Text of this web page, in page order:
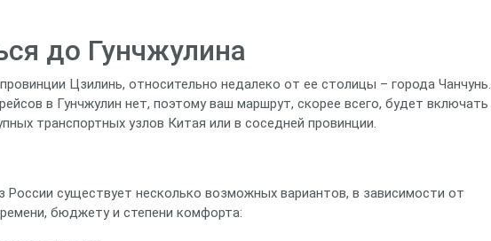
до Гунчжулина
Цзилинь, относительно недалеко от ее столицы – города Чанчунь.
в Гунчжулин нет, поэтому ваш маршрут, скорее всего, будет включать
транспортных узлов Китая или в соседней провинции.
России существует несколько возможных вариантов, в зависимости от
бюджету и степени комфорта: